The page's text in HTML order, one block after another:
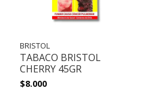
BRISTOL
TABACO BRISTOL
CHERRY 45GR
$8.000